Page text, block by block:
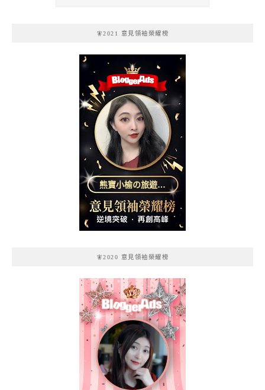
🧚2021 意見領袖榮耀榜
熊寶小榆の旅遊日
記
🧚2020 意見領袖榮耀榜